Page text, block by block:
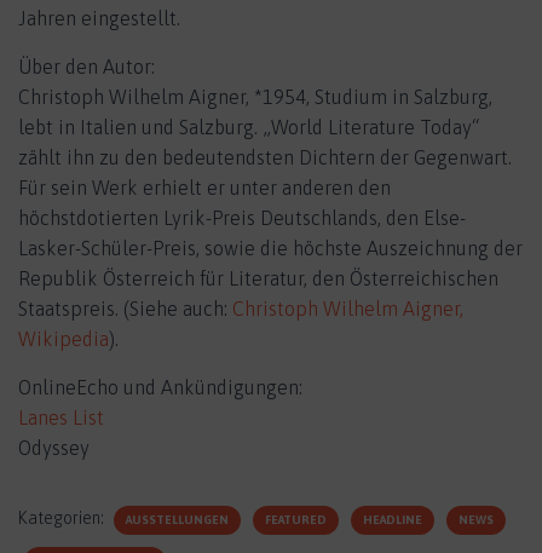
Jahren eingestellt.
Über den Autor:
Christoph Wilhelm Aigner, *1954, Studium in Salzburg,
lebt in Italien und Salzburg. „World Literature Today“
zählt ihn zu den bedeutendsten Dichtern der Gegenwart.
Für sein Werk erhielt er unter anderen den
höchstdotierten Lyrik-Preis Deutschlands, den Else-
Lasker-Schüler-Preis, sowie die höchste Auszeichnung der
Republik Österreich für Literatur, den Österreichischen
Staatspreis. (Siehe auch: Christoph Wilhelm Aigner,
Wikipedia).
OnlineEcho und Ankündigungen:
Lanes List
Odyssey
Kategorien: AUSSTELLUNGEN FEATURED HEADLINE NEWS